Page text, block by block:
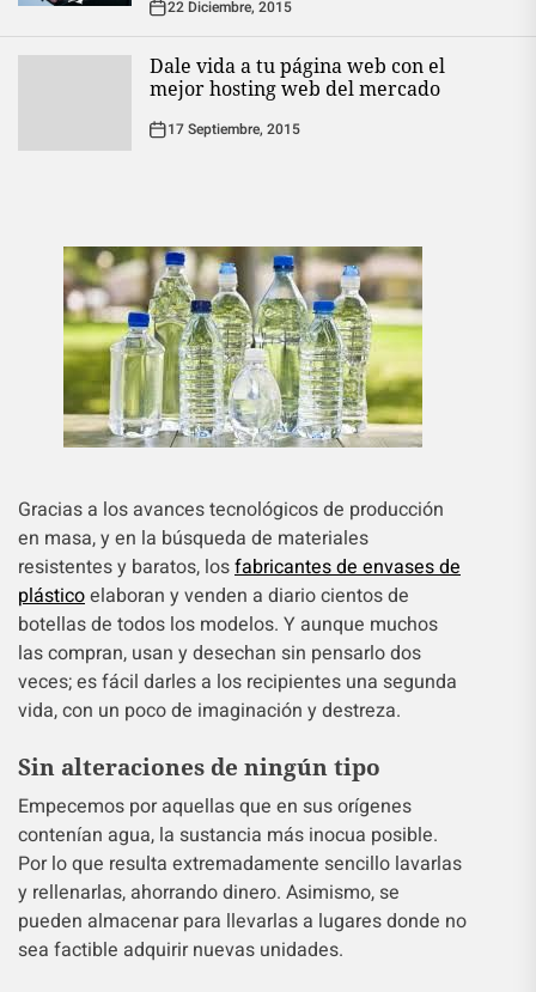
22 Diciembre, 2015
Dale vida a tu página web con el
mejor hosting web del mercado
17 Septiembre, 2015
Gracias a los avances tecnológicos de producción
en masa, y en la búsqueda de materiales
resistentes y baratos, losfabricantes de envases de
plásticoelaboran y venden a diario cientos de
botellas de todos los modelos. Y aunque muchos
las compran, usan y desechan sin pensarlo dos
veces; es fácil darles a los recipientes una segunda
vida, con un poco de imaginación y destreza.
Sin alteraciones de ningún tipo
Empecemos por aquellas que en sus orígenes
contenían agua, la sustancia más inocua posible.
Por lo que resulta extremadamente sencillo lavarlas
y rellenarlas, ahorrando dinero. Asimismo, se
pueden almacenar para llevarlas a lugares donde no
sea factible adquirir nuevas unidades.